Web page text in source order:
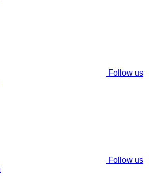
Follow us
Follow us